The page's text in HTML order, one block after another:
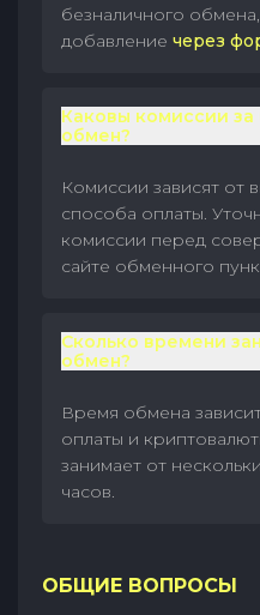
безналичного обмена,
добавление через
Каковы комиссии за
обмен?
Комиссии зависят от
способа оплаты.
комиссии перед
сайте обменного
Сколько времени
обмен?
Время обмена
оплаты и
занимает от
часов.
ОБЩИЕ ВОПРОСЫ